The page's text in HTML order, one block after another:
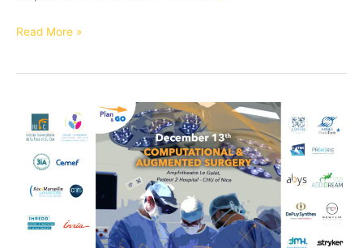
Le
Gauci
1er
congrès
présentiel
CAOS
France!
Read More »